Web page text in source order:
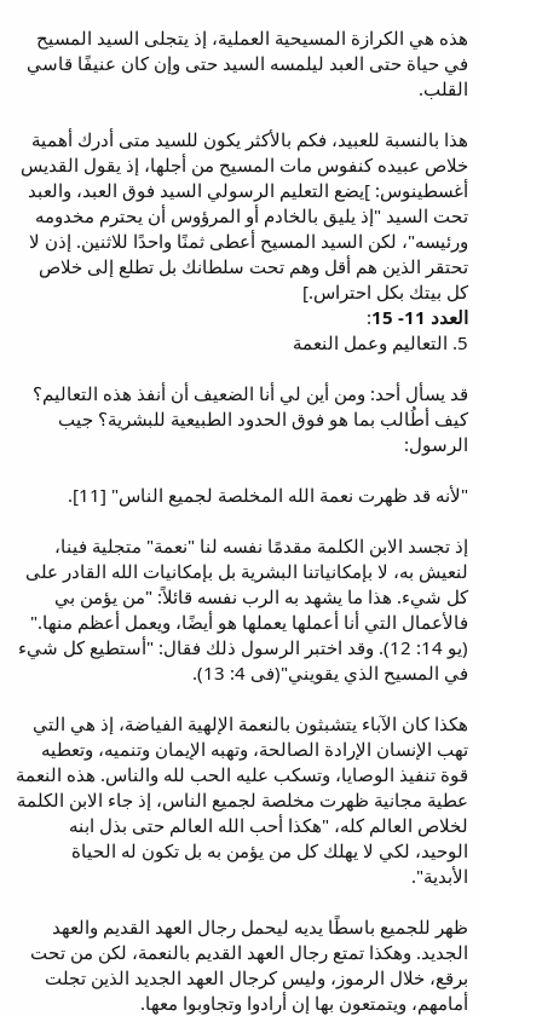
هذه هي الكرازة المسيحية العملية، إذ يتجلى السيد المسيح
في حياة حتى العبد ليلمسه السيد حتى وإن كان عنيفًا قاسي
القلب.
هذا بالنسبة للعبيد، فكم بالأكثر يكون للسيد متى أدرك أهمية
خلاص عبيده كنفوس مات المسيح من أجلها، إذ يقول القديس
أغسطينوس: ]يضع التعليم الرسولي السيد فوق العبد، والعبد
تحت السيد "إذ يليق بالخادم أو المرؤوس أن يحترم مخدومه
ورئيسه"، لكن السيد المسيح أعطى ثمنًا واحدًا للاثنين. إذن لا
تحتقر الذين هم أقل وهم تحت سلطانك بل تطلع إلى خلاص
كل بيتك بكل احتراس.]
العدد 11- 15
:
5. التعاليم وعمل النعمة
قد يسأل أحد: ومن أين لي أنا الضعيف أن أنفذ هذه التعاليم؟
كيف أطُالب بما هو فوق الحدود الطبيعية للبشرية؟ جيب
الرسول:
"لأنه قد ظهرت نعمة الله المخلصة لجميع الناس" [11].
إذ تجسد الابن الكلمة مقدمًا نفسه لنا "نعمة" متجلية فينا،
لنعيش به، لا بإمكانياتنا البشرية بل بإمكانيات الله القادر على
كل شيء. هذا ما يشهد به الرب نفسه قائلاً: "من يؤمن بي
فالأعمال التي أنا أعملها يعملها هو أيضًا، ويعمل أعظم منها."
(يو 14: 12). وقد اختبر الرسول ذلك فقال: "أستطيع كل شيء
في المسيح الذي يقويني"(فى 4: 13).
هكذا كان الآباء يتشبثون بالنعمة الإلهية الفياضة، إذ هي التي
تهب الإنسان الإرادة الصالحة، وتهبه الإيمان وتنميه، وتعطيه
قوة تنفيذ الوصايا، وتسكب عليه الحب لله والناس. هذه النعمة
عطية مجانية ظهرت مخلصة لجميع الناس، إذ جاء الابن الكلمة
لخلاص العالم كله، "هكذا أحب الله العالم حتى بذل ابنه
الوحيد، لكي لا يهلك كل من يؤمن به بل تكون له الحياة
الأبدية".
ظهر للجميع باسطًا يديه ليحمل رجال العهد القديم والعهد
الجديد. وهكذا تمتع رجال العهد القديم بالنعمة، لكن من تحت
برقع، خلال الرموز، وليس كرجال العهد الجديد الذين تجلت
أمامهم، ويتمتعون بها إن أرادوا وتجاوبوا معها.